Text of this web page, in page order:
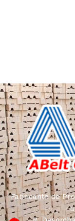
best models from
ingeniously
each product unit.
from proven
continuous joint
reliability and
quality of their
characteristics,
long period of use
Fabricante de